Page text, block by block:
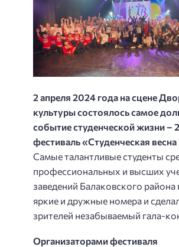
2 апреля 2024 года на сцене
культуры состоялось самое
событие студенческой жизни –
фестиваль «Студенческая
Самые талантливые студенты
профессиональных и высших
заведений Балаковского района
яркие и дружные номера и
зрителей незабываемый гала-
Организаторами фестиваля